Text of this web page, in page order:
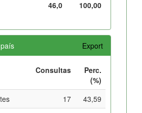
46,0
100,00
Export
Consultas
Perc.
(%)
17
43,59